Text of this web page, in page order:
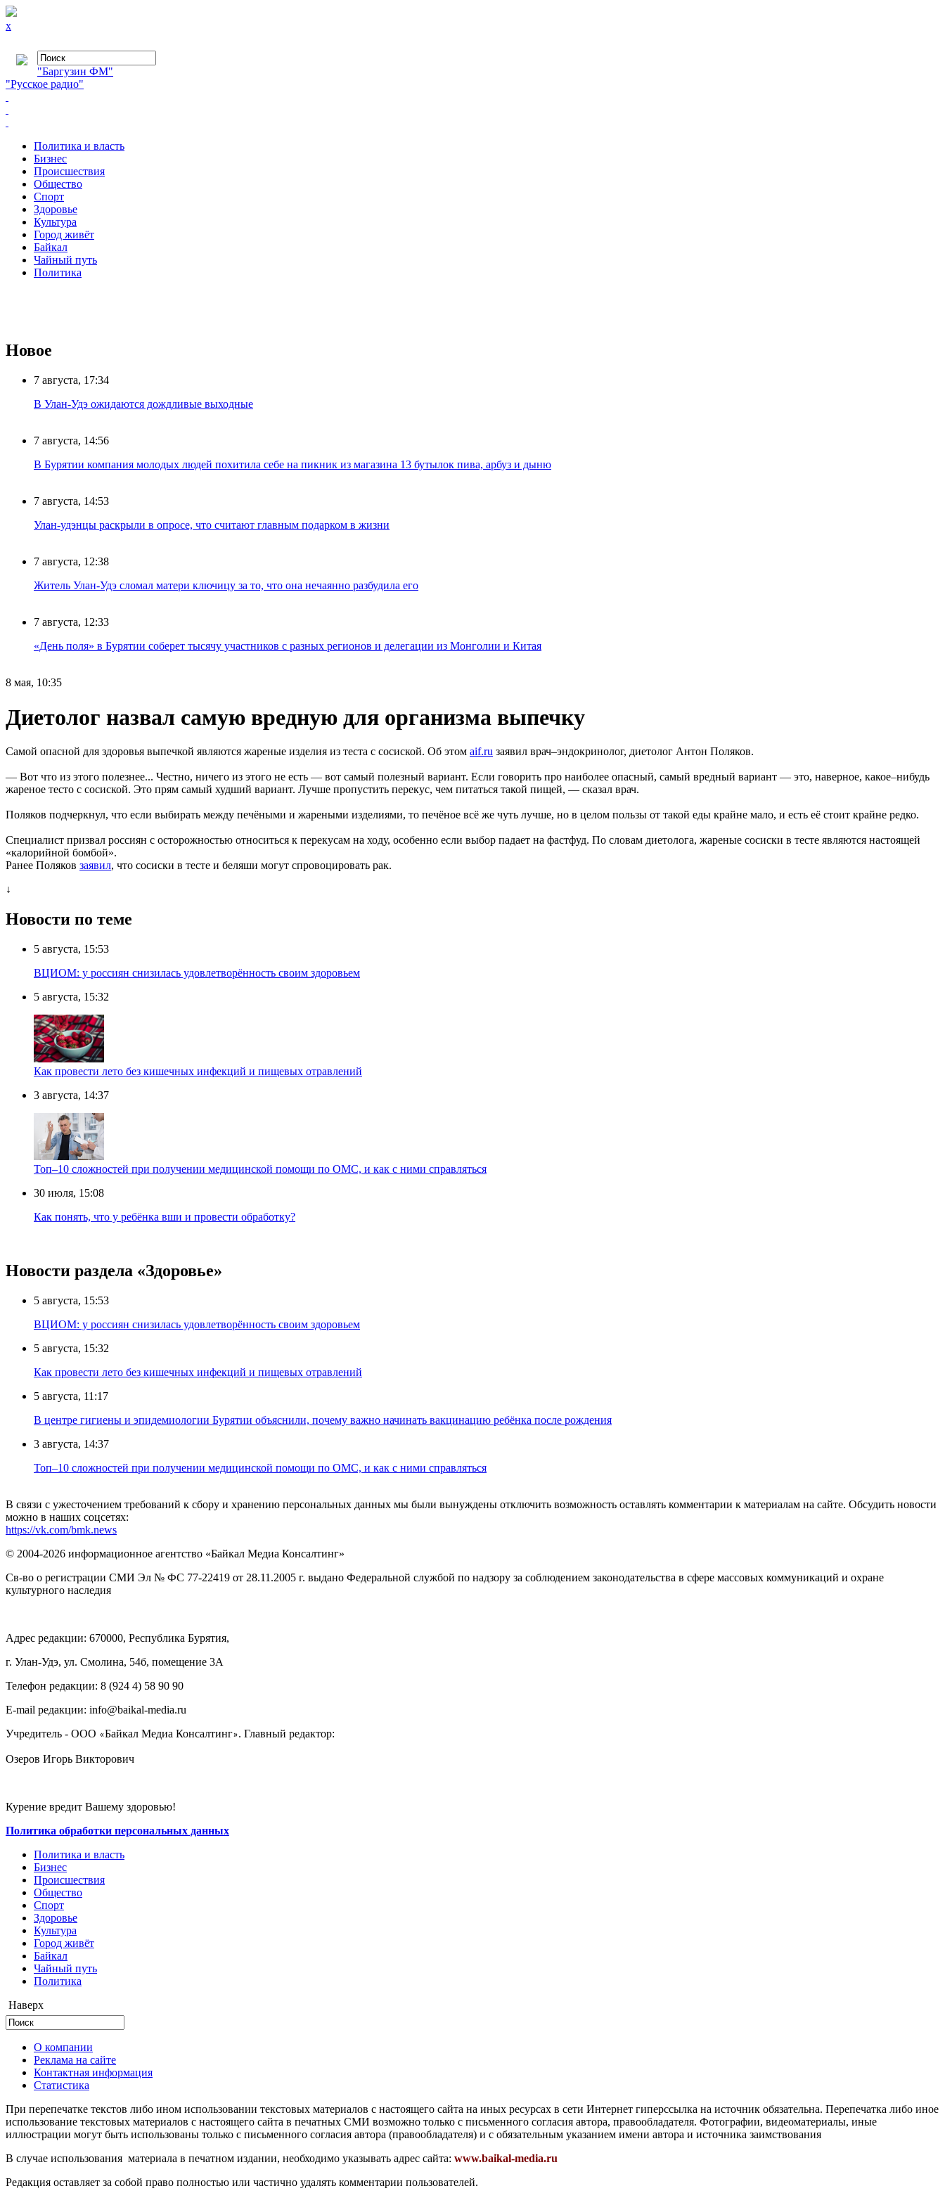
x
"Баргузин ФМ"
"Русское радио"
Политика и власть
Бизнес
Происшествия
Общество
Cпорт
Здоровье
Культура
Город живёт
Байкал
Чайный путь
Политика
Новое
7 августа, 17:34
В Улан-Удэ ожидаются дождливые выходные
7 августа, 14:56
В Бурятии компания молодых людей похитила себе на пикник из магазина 13 бутылок пива, арбуз и дыню
7 августа, 14:53
Улан-удэнцы раскрыли в опросе, что считают главным подарком в жизни
7 августа, 12:38
Житель Улан-Удэ сломал матери ключицу за то, что она нечаянно разбудила его
7 августа, 12:33
«День поля» в Бурятии соберет тысячу участников с разных регионов и делегации из Монголии и Китая
8 мая, 10:35
Диетолог назвал самую вредную для организма выпечку
Самой опасной для здоровья выпечкой являются жареные изделия из теста с сосиской. Об этом aif.ru заявил врач–эндокринолог, диетолог Антон Поляков.
— Вот что из этого полезнее... Честно, ничего из этого не есть — вот самый полезный вариант. Если говорить про наиболее опасный, самый вредный вариант — это, наверное, какое–нибудь
жареное тесто с сосиской. Это прям самый худший вариант. Лучше пропустить перекус, чем питаться такой пищей, — сказал врач.
Поляков подчеркнул, что если выбирать между печёными и жареными изделиями, то печёное всё же чуть лучше, но в целом пользы от такой еды крайне мало, и есть её стоит крайне редко.
Специалист призвал россиян с осторожностью относиться к перекусам на ходу, особенно если выбор падает на фастфуд. По словам диетолога, жареные сосиски в тесте являются настоящей
«калорийной бомбой».
Ранее Поляков заявил, что сосиски в тесте и беляши могут спровоцировать рак.
↓
Новости по теме
5 августа, 15:53
ВЦИОМ: у россиян снизилась удовлетворённость своим здоровьем
5 августа, 15:32
Как провести лето без кишечных инфекций и пищевых отравлений
3 августа, 14:37
Топ–10 сложностей при получении медицинской помощи по ОМС, и как с ними справляться
30 июля, 15:08
Как понять, что у ребёнка вши и провести обработку?
Новости раздела «Здоровье»
5 августа, 15:53
ВЦИОМ: у россиян снизилась удовлетворённость своим здоровьем
5 августа, 15:32
Как провести лето без кишечных инфекций и пищевых отравлений
5 августа, 11:17
В центре гигиены и эпидемиологии Бурятии объяснили, почему важно начинать вакцинацию ребёнка после рождения
3 августа, 14:37
Топ–10 сложностей при получении медицинской помощи по ОМС, и как с ними справляться
В связи с ужесточением требований к сбору и хранению персональных данных мы были вынуждены отключить возможность оставлять комментарии к материалам на сайте. Обсудить новости
можно в наших соцсетях:
https://vk.com/bmk.news
© 2004-2026 информационное агентство «Байкал Медиа Консалтинг»
Св-во о регистрации СМИ Эл № ФС 77-22419 от 28.11.2005 г. выдано Федеральной службой по надзору за соблюдением законодательства в сфере массовых коммуникаций и охране
культурного наследия
Адрес редакции: 670000, Республика Бурятия,
г. Улан-Удэ, ул. Смолина, 54б, помещение 3А
Телефон редакции: ‎‎8 (924 4) 58 90 90
E-mail редакции: info@baikal-media.ru
Учредитель - ООО «Байкал Медиа Консалтинг». Главный редактор:
Озеров Игорь Викторович
Курение вредит Вашему здоровью!
Политика обработки персональных данных
Политика и власть
Бизнес
Происшествия
Общество
Cпорт
Здоровье
Культура
Город живёт
Байкал
Чайный путь
Политика
Наверх
О компании
Реклама на сайте
Контактная информация
Статистика
При перепечатке текстов либо ином использовании текстовых материалов с настоящего сайта на иных ресурсах в сети Интернет гиперссылка на источник обязательна. Перепечатка либо иное
использование текстовых материалов с настоящего сайта в печатных СМИ возможно только с письменного согласия автора, правообладателя. Фотографии, видеоматериалы, иные
иллюстрации могут быть использованы только с письменного согласия автора (правообладателя) и с обязательным указанием имени автора и источника заимствования
В случае использования материала в печатном издании, необходимо указывать адрес сайта: www.baikal-media.ru
Редакция оставляет за собой право полностью или частично удалять комментарии пользователей.